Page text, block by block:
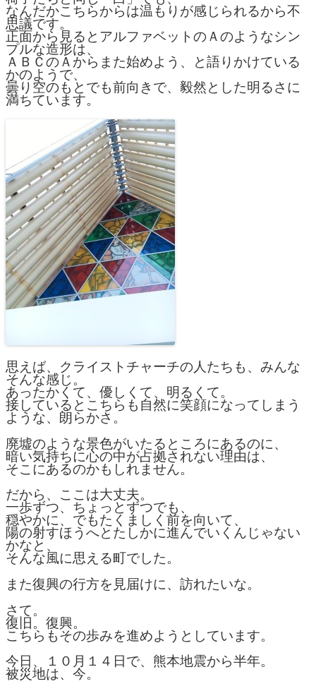
なんだかこちらからは温もりが感じられるから不
思議です。
正面から見るとアルファベットのＡのようなシン
プルな造形は、
ＡＢＣのＡからまた始めよう、と語りかけている
かのようで、
曇り空のもとでも前向きで、毅然とした明るさに
満ちています。
思えば、クライストチャーチの人たちも、みんな
そんな感じ。
あったかくて、優しくて、明るくて。
接しているとこちらも自然に笑顔になってしまう
ような、朗らかさ。
廃墟のような景色がいたるところにあるのに、
暗い気持ちに心の中が占拠されない理由は、
そこにあるのかもしれません。
だから、ここは大丈夫。
一歩ずつ、ちょっとずつでも、
穏やかに、でもたくましく前を向いて、
陽の射すほうへとたしかに進んでいくんじゃない
かなと、
そんな風に思える町でした。
また復興の行方を見届けに、訪れたいな。
さて。
復旧。復興。
こちらもその歩みを進めようとしています。
今日、１０月１４日で、熊本地震から半年。
被災地は、今。